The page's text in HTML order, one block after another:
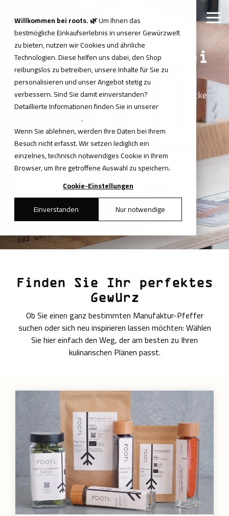
Willkommen bei roots. 🌿Um Ihnen das
bestmögliche Einkaufserlebnis in unserer Gewürzwelt
zu bieten, nutzen wir Cookies und ähnliche
Technologien. Diese helfen uns dabei, den Shop
reibungslos zu betreiben, unsere Inhalte für Sie zu
personalisieren und unser Angebot stetig zu
verbessern. Sind Sie damit einverstanden?
Detaillierte Informationen finden Sie in unserer
.
Wenn Sie ablehnen, werden Ihre Daten bei Ihrem
Besuch nicht erfasst. Wir setzen lediglich ein
einzelnes, technisch notwendiges Cookie in Ihrem
Browser, um Ihre getroffene Auswahl zu speichern.
Cookie-Einstellungen
Einverstanden
Nur notwendige
main
content.
Gewürze kaufen bei
roots.
Gewürze, Mischungen und besondere Fundstücke
– für Küche, Alltag und passende Anlässe.
Gewürze A–Z ansehen
Pfeffer & Raritäten entdecken
Finden Sie Ihr perfektes
Gewürz
Ob Sie einen ganz bestimmten Manufaktur-Pfeffer
suchen oder sich neu inspirieren lassen möchten: Wählen
Sie hier einfach den Weg, der am besten zu Ihren
kulinarischen Plänen passt.